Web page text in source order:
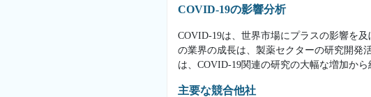
COVID-19の影響分析
COVID-19は、世界市場にプラスの影響を
の業界の成長は、製薬セクターの研究開発
は、COVID-19関連の研究の大幅な増加から
主要な競合他社